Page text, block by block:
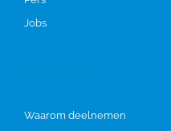
Jobs
Waarom deelnemen